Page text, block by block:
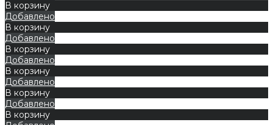
В корзину
Добавлено
В корзину
Добавлено
В корзину
Добавлено
В корзину
Добавлено
В корзину
Добавлено
В корзину